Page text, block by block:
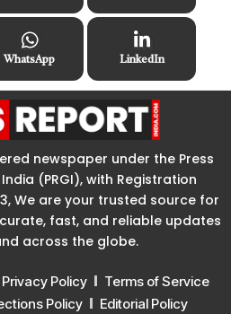
WhatsApp LinkedIn
newspaper under the Press
(PRGI), with Registration
We are your trusted source for
fast, and reliable updates
across the globe.
Privacy Policy
Terms of Service
Policy Editorial Policy